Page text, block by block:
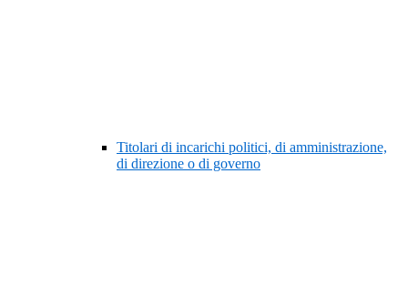
Titolari di incarichi politici, di amministrazione,
di direzione o di governo